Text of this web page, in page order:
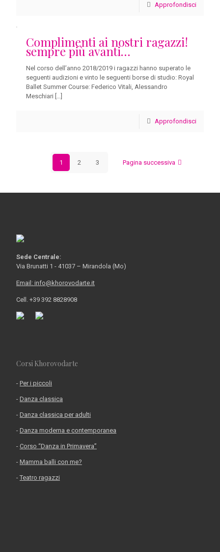
Approfondisci
Complimenti ai nostri ragazzi!
sempre più avanti…
Nel corso dell’anno 2018/2019 i ragazzi hanno superato le
seguenti audizioni e vinto le seguenti borse di studio: Royal
Ballet Summer Course: Federico Vitali, Alessandro
Meschiari
Approfondisci
1 2 3 Pagina successiva
Sede Centrale:
Via Brunatti 1 - 41037 – Mirandola (Mo)
Email: info@khorovodarte.it
Cell. +39 392 8828908
Corsi Khorovodarte
- Per i piccoli
- Danza classica
- Danza classica per adulti
- Danza moderna e contemporanea
- Corso “Danza in Primavera”
- Mamma balli con me?
- Teatro ragazzi